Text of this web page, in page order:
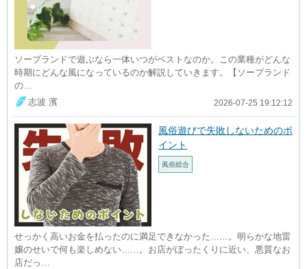
ソープランドで遊ぶなら一体いつがベストなのか。この業種がどんな
時期にどんな風になっているのか解説していきます。【ソープランド
の…
志波 濱
2026-07-25 19:12:12
風俗遊びで失敗しないためのポ
イント
風俗総合
せっかく高いお金を払ったのに満足できなかった……。明らかな地雷
嬢のせいで何も楽しめない……。お店がぼったくりに近い、悪質なお
店だっ…